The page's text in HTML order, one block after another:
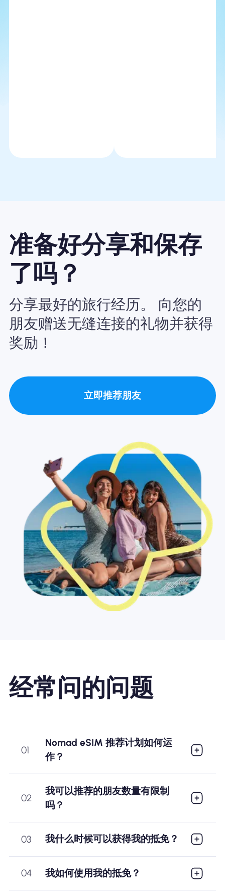
准备好分享和保存
了吗？
分享最好的旅行经历。 向您的
朋友赠送无缝连接的礼物并获得
奖励！
立即推荐朋友
经常问的问题
01
Nomad eSIM 推荐计划如何运
作？
02
我可以推荐的朋友数量有限制
吗？
03 我什么时候可以获得我的抵免？
04 我如何使用我的抵免？